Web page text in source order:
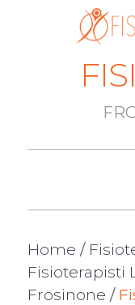
Home /
Fisioterapisti
Frosinone /